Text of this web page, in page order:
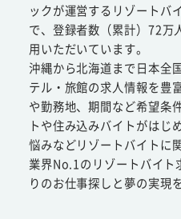
ックが運営するリゾートバ
で、登録者数（累計）72万
用いただいています。
沖縄から北海道まで日本全
テル・旅館の求人情報を豊
や勤務地、期間など希望条
トや住み込みバイトがはじ
悩みなどリゾートバイトに
業界No.1のリゾートバイト
りのお仕事探しと夢の実現